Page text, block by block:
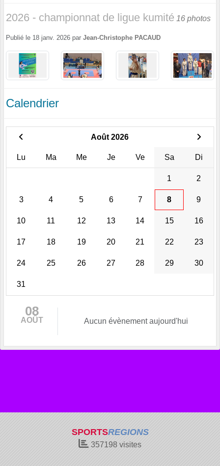
2026 - championnat de ligue kumité 16 photos
Publié le 18 janv. 2026 par Jean-Christophe PACAUD
Calendrier
Août 2026
Lu Ma Me Je Ve Sa Di
1 2
3 4 5 6 7 8 9
10 11 12 13 14 15 16
17 18 19 20 21 22 23
24 25 26 27 28 29 30
31
08
AOÛT Aucun évènement aujourd'hui
SPORTSREGIONS
357198 visites